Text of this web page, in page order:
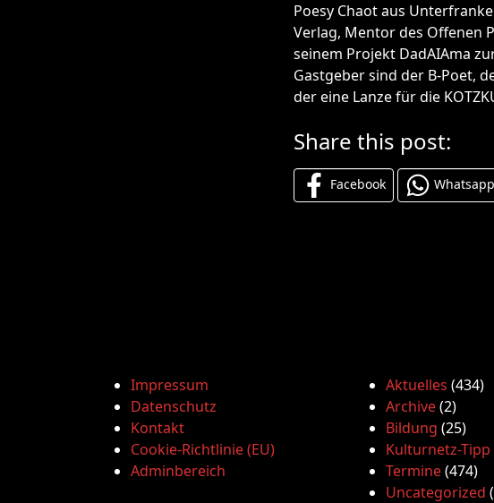
Poesy Chaot aus
Verlag, Mentor des Offenen
seinem Projekt DadAIAma
Gastgeber sind der B-Poet,
der eine Lanze für die
Share this post:
Facebook Whatsapp
Impressum
Datenschutz
Kontakt
Cookie-Richtlinie (EU)
Adminbereich
Aktuelles (434)
Archive(2)
Bildung (25)
Kulturnetz-Tipp
Termine(474)
Uncategorized